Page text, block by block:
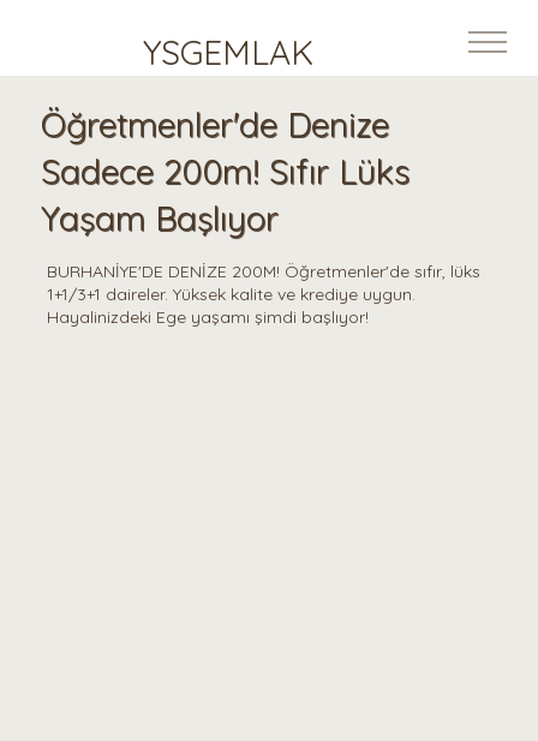
YSGEMLAK
Öğretmenler'de Denize
Sadece 200m! Sıfır Lüks
Yaşam Başlıyor
BURHANİYE'DE DENİZE 200M! Öğretmenler'de sıfır, lüks
1+1/3+1 daireler. Yüksek kalite ve krediye uygun.
Hayalinizdeki Ege yaşamı şimdi başlıyor!